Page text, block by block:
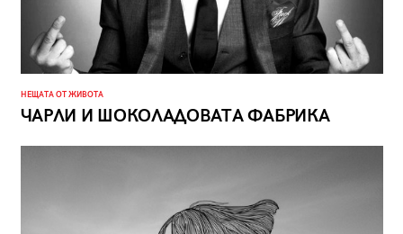
НЕЩАТА ОТ ЖИВОТА
ЧАРЛИ И ШОКОЛАДОВАТА ФАБРИКА